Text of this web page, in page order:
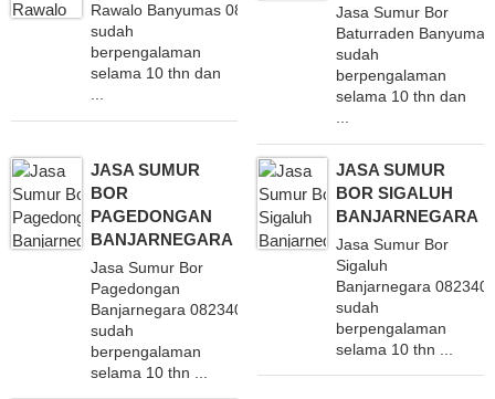
Rawalo Banyumas 082340851660
sudah
berpengalaman
selama 10 thn dan
...
Jasa Sumur Bor
Baturraden
sudah
berpengalaman
selama 10 thn dan
...
JASA SUMUR
BOR
PAGEDONGAN
BANJARNEGARA
Jasa Sumur Bor
Pagedongan
Banjarnegara 082340851660
sudah
berpengalaman
selama 10 thn ...
JASA SUMUR
BOR SIGALUH
BANJARNEGARA
Jasa Sumur Bor
Sigaluh
Banjarnegara
sudah
berpengalaman
selama 10 thn ...